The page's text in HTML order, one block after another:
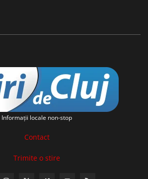
Informaţii locale non-stop
Contact
Trimite o stire